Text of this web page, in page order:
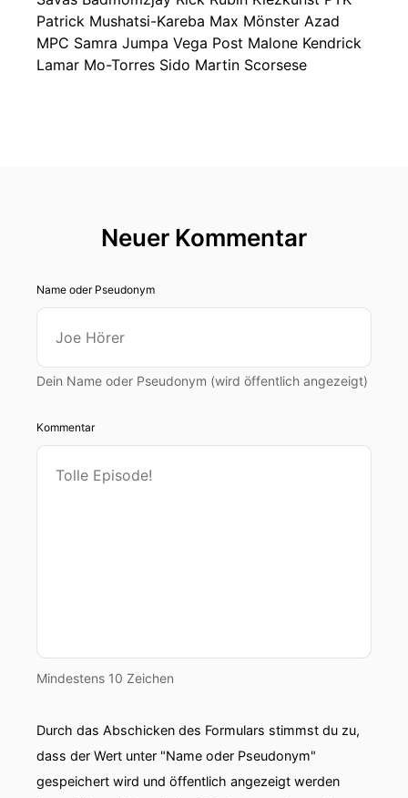
Patrick Mushatsi-Kareba Max Mönster Azad
MPC Samra Jumpa Vega Post Malone Kendrick
Lamar Mo-Torres Sido Martin Scorsese
Neuer Kommentar
Name oder Pseudonym
Dein Name oder Pseudonym (wird öffentlich angezeigt)
Kommentar
Mindestens 10 Zeichen
Durch das Abschicken des Formulars stimmst du zu,
dass der Wert unter "Name oder Pseudonym"
gespeichert wird und öffentlich angezeigt werden